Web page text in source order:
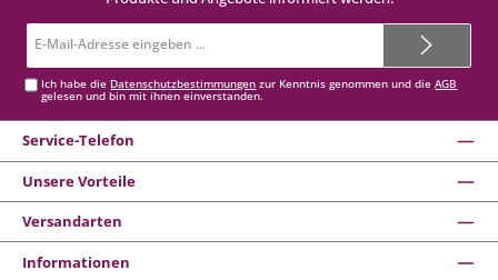
Mail-
Ich habe die Datenschutzbestimmungen zur Kenntnis genommen und dieAGB
gelesen und bin mit ihnen einverstanden.
Service-Telefon
Unsere Vorteile
Versandarten
Informationen